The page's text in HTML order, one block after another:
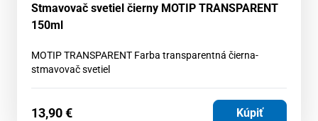
Stmavovač svetiel čierny MOTIP TRANSPARENT
150ml
MOTIP TRANSPARENT Farba transparentná čierna-
stmavovač svetiel
13,90€ Kúpiť